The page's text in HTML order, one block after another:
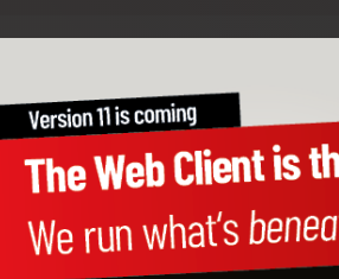
Machen Sie
Gewinner!